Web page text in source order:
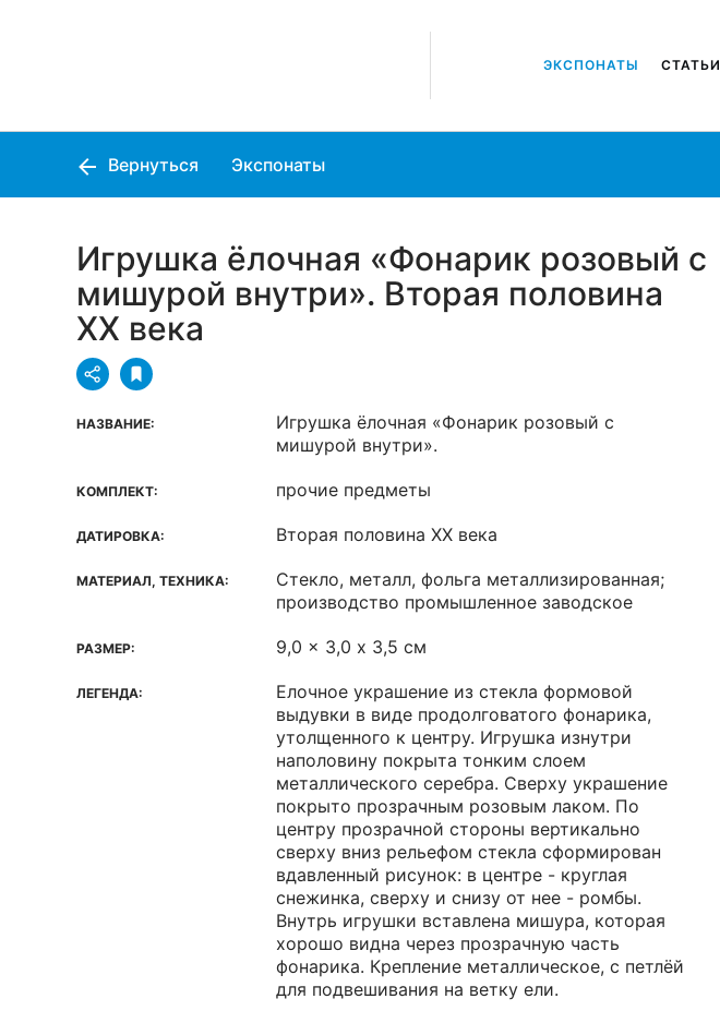
ЭКСПОНАТЫ СТАТЬИ
Вернуться Экспонаты
Игрушка ёлочная «Фонарик розовый с
мишурой внутри». Вторая половина
XX века
НАЗВАНИЕ:
Игрушка ёлочная «Фонарик розовый с
мишурой внутри».
КОМПЛЕКТ: прочие предметы
ДАТИРОВКА: Вторая половина XX века
МАТЕРИАЛ, ТЕХНИКА:
Стекло, металл, фольга металлизированная;
производство промышленное заводское
РАЗМЕР: 9,0 x 3,0 х 3,5 см
ЛЕГЕНДА:
Елочное украшение из стекла формовой
выдувки в виде продолговатого фонарика,
утолщенного к центру. Игрушка изнутри
наполовину покрыта тонким слоем
металлического серебра. Сверху украшение
покрыто прозрачным розовым лаком. По
центру прозрачной стороны вертикально
сверху вниз рельефом стекла сформирован
вдавленный рисунок: в центре - круглая
снежинка, сверху и снизу от нее - ромбы.
Внутрь игрушки вставлена мишура, которая
хорошо видна через прозрачную часть
фонарика. Крепление металлическое, с петлёй
для подвешивания на ветку ели.